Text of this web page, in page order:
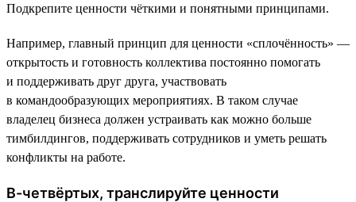
Подкрепите ценности чёткими и понятными принципами.
Например, главный принцип для ценности «сплочённость» —
открытость и готовность коллектива постоянно помогать
и поддерживать друг друга, участвовать
в командообразующих мероприятиях. В таком случае
владелец бизнеса должен устраивать как можно больше
тимбилдингов, поддерживать сотрудников и уметь решать
конфликты на работе.
В-четвёртых, транслируйте ценности